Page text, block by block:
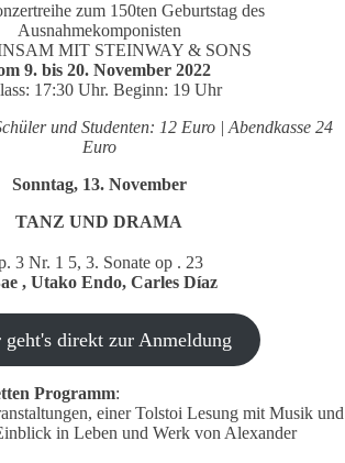
zum 150ten Geburtstag des
Ausnahmekomponisten
MIT STEINWAY & SONS
9. bis 20. November 2022
17:30 Uhr. Beginn: 19 Uhr
und Studenten: 12 Euro | Abendkasse 24
Euro
Sonntag, 13. November
TANZ UND DRAMA
3 Nr. 1 5, 3. Sonate op . 23
, Utako Endo, Carles Díaz
geht's direkt zur Anmeldung
Programm:
einer Tolstoi Lesung mit Musik und
in Leben und Werk von Alexander